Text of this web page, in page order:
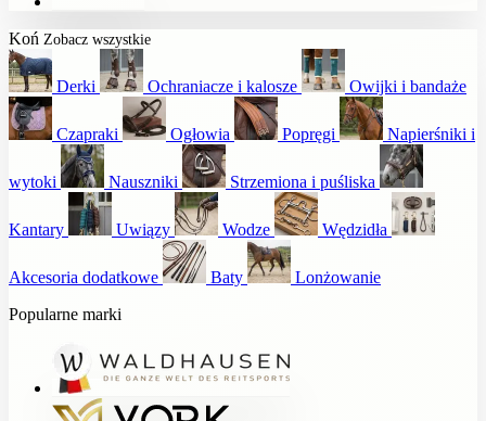
Koń Zobacz wszystkie
Derki Ochraniacze i kalosze Owijki i bandaże
Czapraki Ogłowia Popręgi Napierśniki i
wytoki Nauszniki Strzemiona i puśliska
Kantary Uwiązy Wodze Wędzidła
Akcesoria dodatkowe Baty
Lonżowanie
Popularne marki